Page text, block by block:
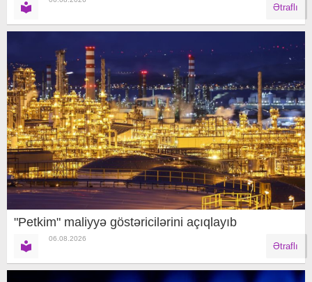
Ətraflı
"Petkim" maliyyə göstəricilərini açıqlayıb
06.08.2026
Ətraflı